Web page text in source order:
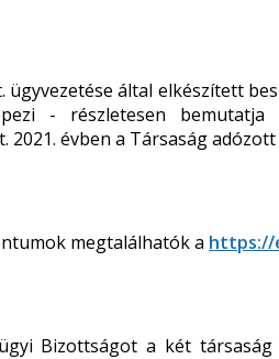
ügyvezetése által elkészített
- részletesen
2021. évben a Társaság
megtalálhatók a https://
Bizottságot a két